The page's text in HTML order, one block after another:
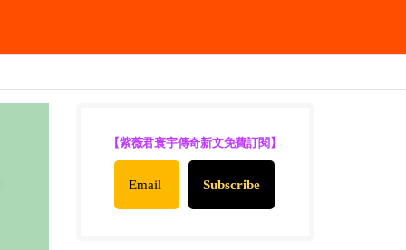
【紫薇君寰宇傳奇新文免費訂閱】